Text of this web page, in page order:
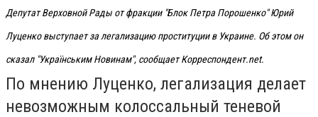
Депутат Верховной Рады от фракции "Блок Петра Порошенко" Юрий
Луценко выступает за легализацию проституции в Украине. Об этом он
сказал "Українським Новинам", сообщает Корреспондент.net.
По мнению Луценко, легализация делает
невозможным колоссальный теневой